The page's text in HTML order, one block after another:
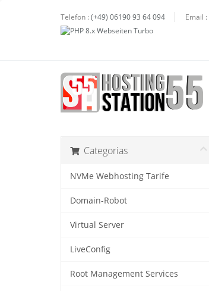
Telefon : (+49) 06190 93 64 094 Email :
Categorias
NVMe Webhosting Tarife
Domain-Robot
Virtual Server
LiveConfig
Root Management Services